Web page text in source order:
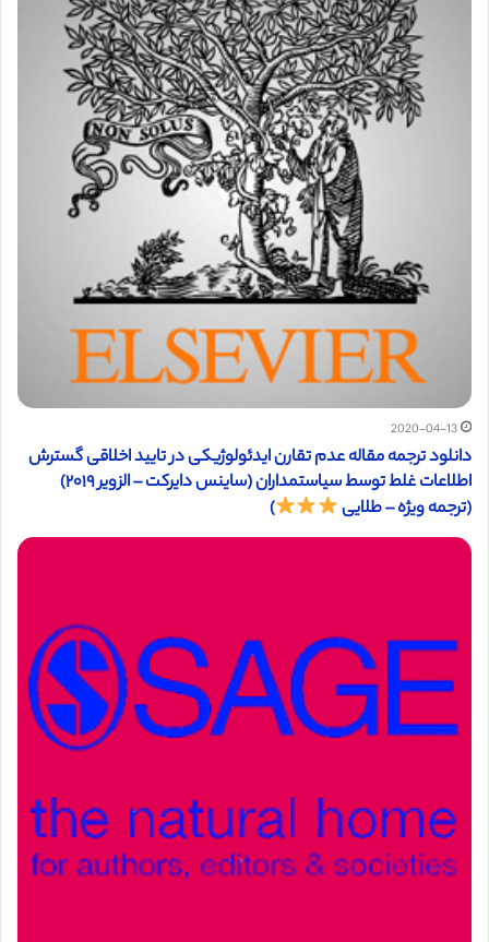
2020-04-13
دانلود ترجمه مقاله عدم تقارن ایدئولوژیکی در تایید اخلاقی گسترش
اطلاعات غلط توسط سیاستمداران (ساینس دایرکت – الزویر ۲۰۱۹)
(ترجمه ویژه – طلایی
)